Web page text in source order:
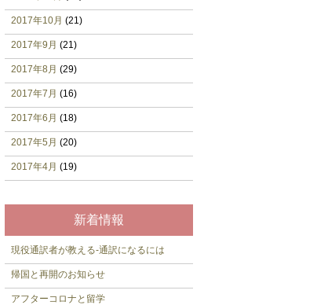
2017年10月 (21)
2017年9月 (21)
2017年8月 (29)
2017年7月 (16)
2017年6月 (18)
2017年5月 (20)
2017年4月 (19)
新着情報
現役通訳者が教える-通訳になるには
帰国と再開のお知らせ
アフターコロナと留学